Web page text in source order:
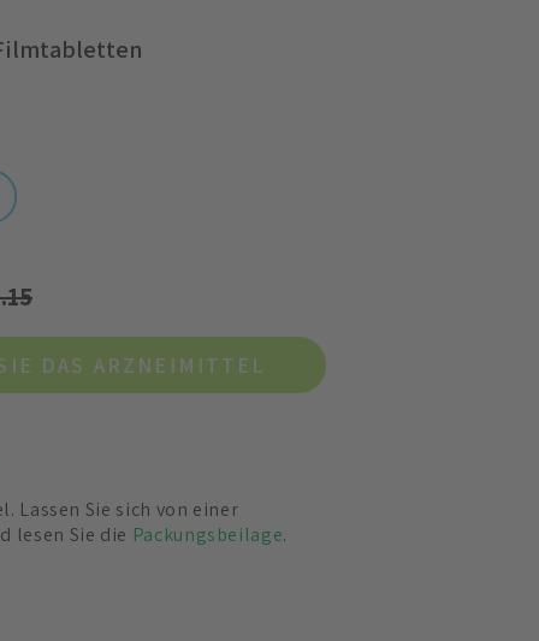
DAS ARZNEIMITTEL
Lassen Sie sich von einer
lesen Sie die Packungsbeilage.